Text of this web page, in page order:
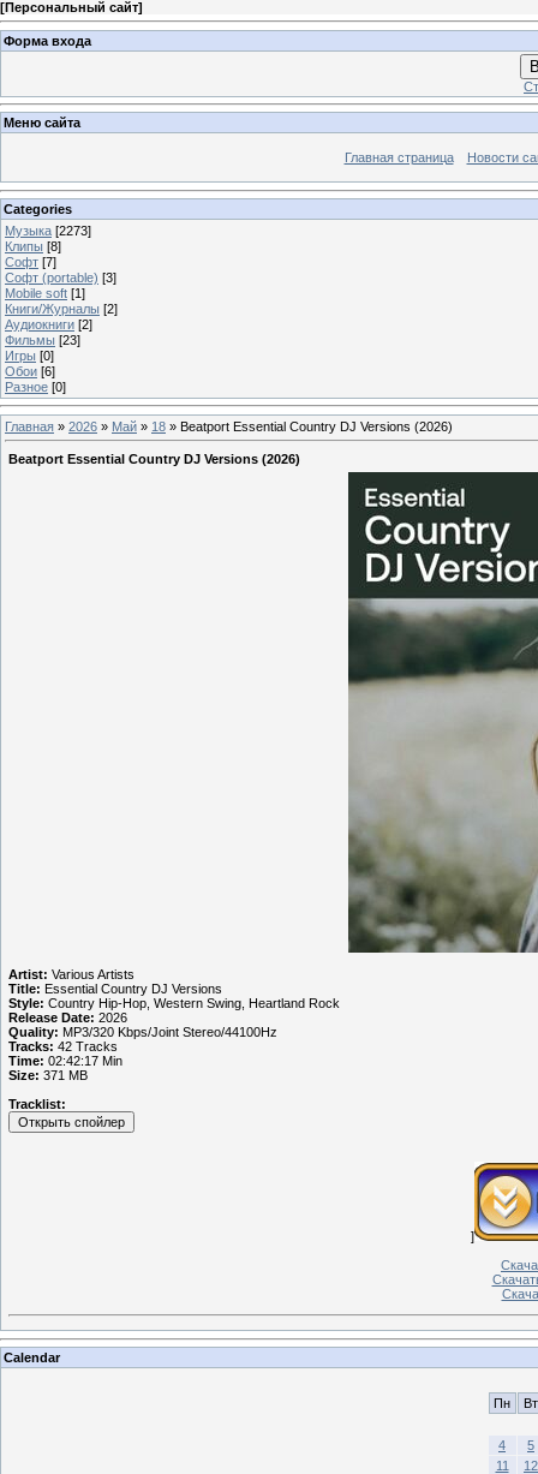
[Персональный сайт]
Форма входа
Меню сайта
Главная страница Новости
Categories
Музыка [2273]
Клипы [8]
Софт [7]
Софт (portable) [3]
Mobile soft [1]
Книги/Журналы [2]
Аудиокниги [2]
Фильмы [23]
Игры [0]
Обои [6]
Разное [0]
Главная » 2026 » Май » 18 » Beatport Essential Country DJ Versions (2026)
Beatport Essential Country DJ Versions (2026)
Artist: Various Artists
Title: Essential Country DJ Versions
Style: Country Hip-Hop, Western Swing, Heartland Rock
Release Date: 2026
Quality: MP3/320 Kbps/Joint Stereo/44100Hz
Tracks: 42 Tracks
Time: 02:42:17 Min
Size: 371 MB
Tracklist:
]
Calendar
Пн Вт
4
5
11
12